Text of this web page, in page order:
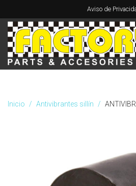
Aviso de
Inicio Antivibrantes sillín